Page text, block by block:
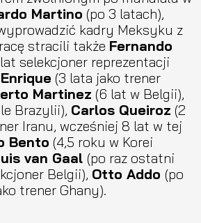
Martino (po 3 latach),
kadry Meksyku z
stracili także Fernando
selekcjoner reprezentacji
(3 lata jako trener
Martinez (6 lat w Belgii),
Brazylii), Carlos Queiroz (2
Iranu, wcześniej 8 lat w tej
Bento (4,5 roku w Korei
van Gaal (po raz ostatni
Belgii), Otto Addo (po
trener Ghany).